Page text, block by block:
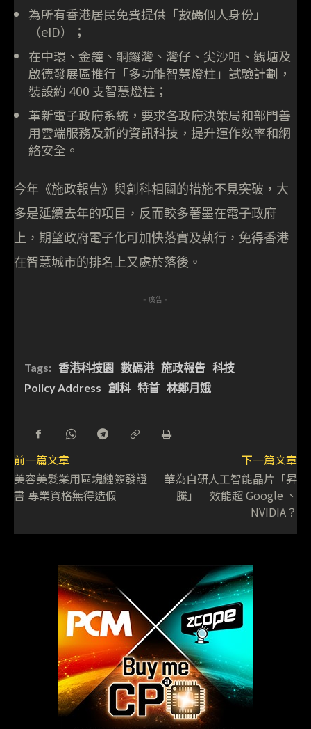
為所有香港居民免費提供「數碼個人身份」
（eID）；
在中環、金鐘、銅鑼灣、灣仔、尖沙咀、觀塘及
啟德發展區推行「多功能智慧燈柱」試驗計劃，
裝設約 400 支智慧燈柱；
革新電子政府系統，要求各政府決策局和部門善
用雲端服務及新的資訊科技，提升運作效率和網
絡安全。
今年《施政報告》與創科相關的措施不見突破，大
多是延續去年的項目，反而較多著墨在電子政府
上，期望政府電子化可加快落實及執行，免得香港
在智慧城市的排名上又處於落後。
- 廣告 -
Tags: 香港科技園 數碼港 施政報告 科技
Policy Address 創科 特首 林鄭月娥
前一篇文章
美容美髮業用區塊鏈簽發證
書 專業資格無得造假
下一篇文章
華為自研人工智能晶片「昇
騰」 效能超 Google 、
NVIDIA？